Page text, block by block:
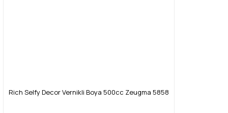
Rich Selfy Decor Vernikli Boya 500cc Zeugma 5858